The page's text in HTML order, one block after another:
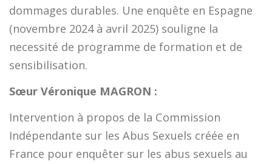
dommages durables. Une enquête en Espagne
(novembre 2024 à avril 2025) souligne la
necessité de programme de formation et de
sensibilisation.
Sœur Véronique MAGRON :
Intervention à propos de la Commission
Indépendante sur les Abus Sexuels créée en
France pour enquêter sur les abus sexuels au